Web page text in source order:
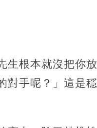
生根本就沒把你放
對手呢？」這是穩